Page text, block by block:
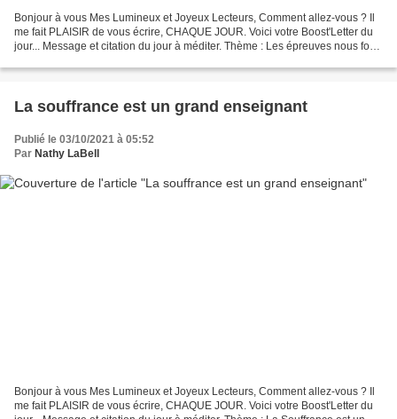
Bonjour à vous Mes Lumineux et Joyeux Lecteurs, Comment allez-vous ? Il
me fait PLAISIR de vous écrire, CHAQUE JOUR. Voici votre Boost'Letter du
jour... Message et citation du jour à méditer. Thème : Les épreuves nous font
La souffrance est un grand enseignant
Publié le 03/10/2021 à 05:52
Par Nathy LaBell
Bonjour à vous Mes Lumineux et Joyeux Lecteurs, Comment allez-vous ? Il
me fait PLAISIR de vous écrire, CHAQUE JOUR. Voici votre Boost'Letter du